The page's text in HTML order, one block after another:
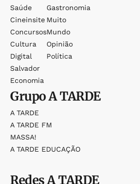
Saúde
Cineinsite
Concursos
Cultura
Digital
Salvador
Economia
Gastronomia
Muito
Mundo
Opinião
Política
GrupoA TARDE
A TARDE
A TARDE FM
MASSA!
A TARDE EDUCAÇÃO
RedesA TARDE